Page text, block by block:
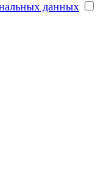
данных